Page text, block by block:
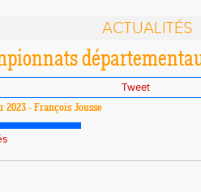
ACTUALITÉS
Tweet
2023 - François Jousse